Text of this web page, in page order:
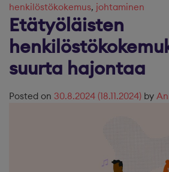
henkilöstökokemus, johtaminen
Etätyöläisten
suurta hajontaa
Posted on 30.8.2024 (18.11.2024) by